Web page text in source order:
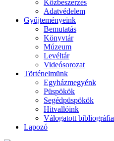
Közbeszerzés
Adatvédelem
Gyűjteményeink
Bemutatás
Könyvtár
Múzeum
Levéltár
Videósorozat
Történelmünk
Egyházmegyénk
Püspökök
Segédpüspökök
Hitvallóink
Válogatott bibliográfia
Lapozó